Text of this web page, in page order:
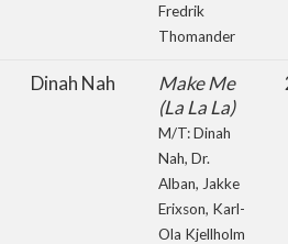
Fredrik
Thomander
Dinah Nah
Make Me
(La La La)
M/T: Dinah
Nah, Dr.
Alban, Jakke
Erixson, Karl-
Ola Kjellholm